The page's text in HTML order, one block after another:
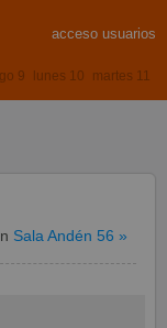
acceso usuarios
9 lunes 10 martes 11
Sala Andén 56 »